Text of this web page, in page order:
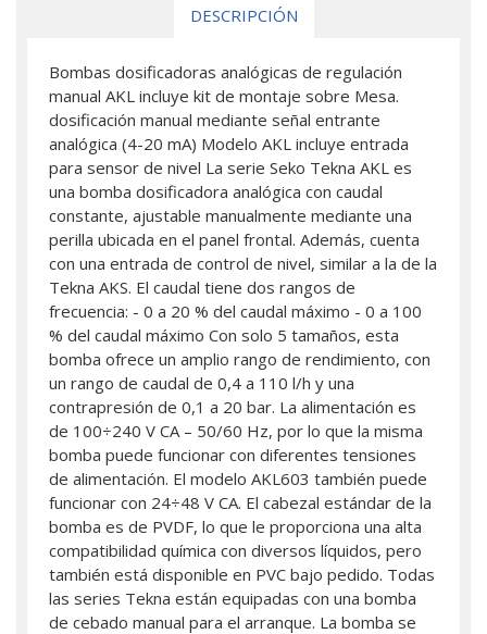
DESCRIPCIÓN
Bombas dosificadoras analógicas de regulación
manual AKL incluye kit de montaje sobre Mesa.
dosificación manual mediante señal entrante
analógica (4-20 mA) Modelo AKL incluye entrada
para sensor de nivel La serie Seko Tekna AKL es
una bomba dosificadora analógica con caudal
constante, ajustable manualmente mediante una
perilla ubicada en el panel frontal. Además, cuenta
con una entrada de control de nivel, similar a la de la
Tekna AKS. El caudal tiene dos rangos de
frecuencia: - 0 a 20 % del caudal máximo - 0 a 100
% del caudal máximo Con solo 5 tamaños, esta
bomba ofrece un amplio rango de rendimiento, con
un rango de caudal de 0,4 a 110 l/h y una
contrapresión de 0,1 a 20 bar. La alimentación es
de 100÷240 V CA – 50/60 Hz, por lo que la misma
bomba puede funcionar con diferentes tensiones
de alimentación. El modelo AKL603 también puede
funcionar con 24÷48 V CA. El cabezal estándar de la
bomba es de PVDF, lo que le proporciona una alta
compatibilidad química con diversos líquidos, pero
también está disponible en PVC bajo pedido. Todas
las series Tekna están equipadas con una bomba
de cebado manual para el arranque. La bomba se